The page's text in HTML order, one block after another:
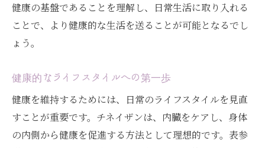
表参道のプラクティショナーによる丁寧な
施術
チネイザンで内臓から始まる美容ケア / 表参道
内臓ケアで叶える美肌と健康
表参道での美容ケア体験談紹介
健康の基盤であることを理解し、日常生活に取り入れる
ことで、より健康的な生活を送ることが可能となるでし
ょう。
健康的なライフスタイルへの第一歩
健康を維持するためには、日常のライフスタイルを見直
すことが重要です。チネイザンは、内臓をケアし、身体
の内側から健康を促進する方法として理想的です。表参